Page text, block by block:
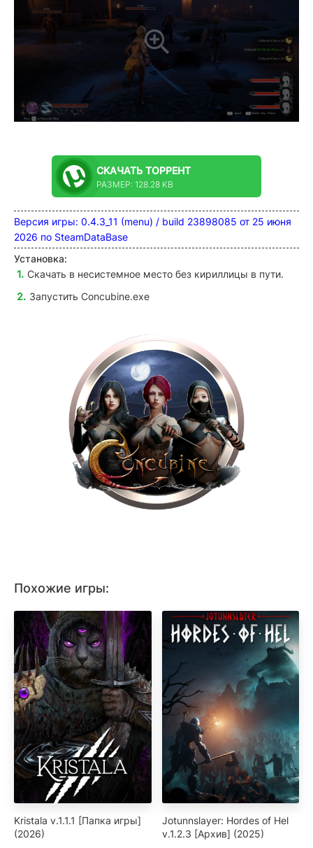
СКАЧАТЬ ТОРРЕНТ
РАЗМЕР: 128.28 KB
Версия игры: 0.4.3_11 (menu) / build 23898085 от 25 июня
2026 по SteamDataBase
Установка:
Скачать в несистемное место без кириллицы в пути.
Запустить Concubine.exe
Похожие игры:
Kristala v.1.1.1 [Папка игры]
(2026)
Jotunnslayer: Hordes of Hel
v.1.2.3 [Архив] (2025)